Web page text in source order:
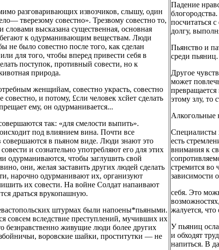
разговаривающих извозчиков, слышу, один
тверезому совестно». Трезвому совестно то,
словами высказана существенная, основная
к одурманивающим веществам. Люди
не было совестно после того, как сделан
для того, чтобы вперед привести себя в
поступок, противный совести, но к
природа.
женщийам, совестно украсть, совестно
и потому, £сли человек хсйет сделать
ему, он одурманивается...
так: «для смелости выпить».
под влиянием вина. Почти все
в пьяном виде. Люди знают это
и сознательно употребляют его для этих
одурманиваются, чтобы заглушить свой
они, желая заставить других людей сделать
нарочно одурманивают их, организуют
их совести. На войне Солдат напаивают
драться врукопашную.
штурмах были напоены*пьяными.
совсем вследствие преступлений, мучивших их
безнравственно живущие люди более других
воровские шайки, проститутки — не
Падение
посчитаться
долгу,
Пьянство и
среди
Другое
может
этому злу, то
Алкогольные
Специалисты
есть
внимания к
стремится во
зависимости
себя. Это
жалуется,
У пьяниц
и обходят
напиться. В